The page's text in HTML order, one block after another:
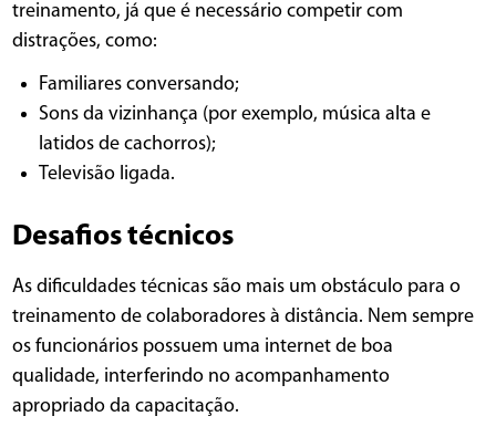
treinamento, já que é necessário competir com
distrações, como:
Familiares conversando;
Sons da vizinhança (por exemplo, música alta e
latidos de cachorros);
Televisão ligada.
Desafios técnicos
As dificuldades técnicas são mais um obstáculo para o
treinamento de colaboradores à distância. Nem sempre
os funcionários possuem uma internet de boa
qualidade, interferindo no acompanhamento
apropriado da capacitação.